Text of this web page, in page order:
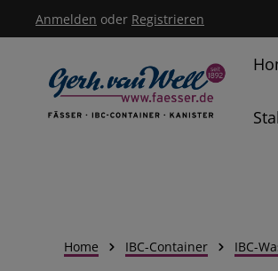
Hauptinhalt springen
Zur Hauptnavigation springen
Anmelden oder Registrieren
Home IBC-Container IBC-